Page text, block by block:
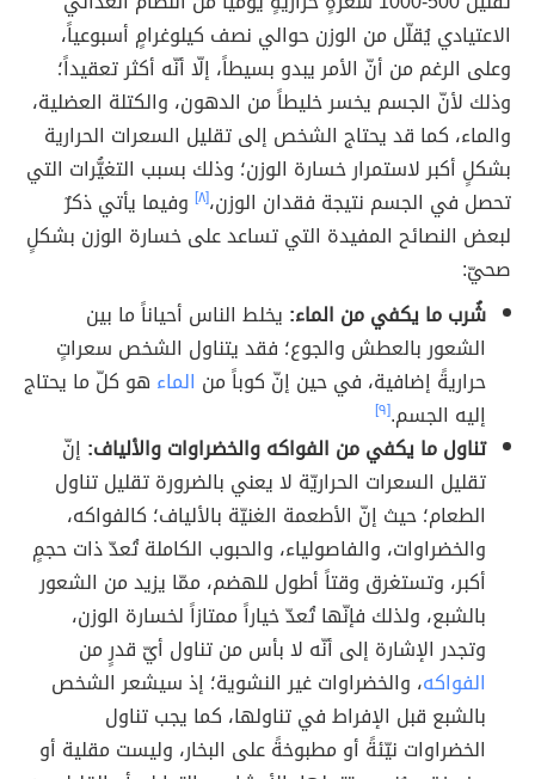
الاعتيادي يُقلّل من الوزن حوالي نصف كيلوغرامٍ أسبوعياً،
وعلى الرغم من أنّ الأمر يبدو بسيطاً، إلّا أنّه أكثر تعقيداً؛
وذلك لأنّ الجسم يخسر خليطاً من الدهون، والكتلة العضلية،
والماء، كما قد يحتاج الشخص إلى تقليل السعرات الحرارية
بشكلٍ أكبر لاستمرار خسارة الوزن؛ وذلك بسبب التغيُّرات التي
تحصل في الجسم نتيجة فقدان الوزن،[٨]
وفيما يأتي ذكرٌ
لبعض النصائح المفيدة التي تساعد على خسارة الوزن بشكلٍ
صحيّ:
شُرب ما يكفي من الماء: يخلط الناس أحياناً ما بين
الشعور بالعطش والجوع؛ فقد يتناول الشخص سعراتٍ
حراريةً إضافية، في حين إنّ كوباً من الماء هو كلّ ما يحتاج
إليه الجسم.[٩]
تناول ما يكفي من الفواكه والخضراوات والألياف: إنّ
تقليل السعرات الحراريّة لا يعني بالضرورة تقليل تناول
الطعام؛ حيث إنّ الأطعمة الغنيّة بالألياف؛ كالفواكه،
والخضراوات، والفاصولياء، والحبوب الكاملة تُعدّ ذات حجمٍ
أكبر، وتستغرق وقتاً أطول للهضم، ممّا يزيد من الشعور
بالشبع، ولذلك فإنّها تُعدّ خياراً ممتازاً لخسارة الوزن،
وتجدر الإشارة إلى أنّه لا بأس من تناول أيّ قدرٍ من
الفواكه، والخضراوات غير النشوية؛ إذ سيشعر الشخص
بالشبع قبل الإفراط في تناولها، كما يجب تناول
الخضراوات نيّئةً أو مطبوخةً على البخار، وليست مقلية أو